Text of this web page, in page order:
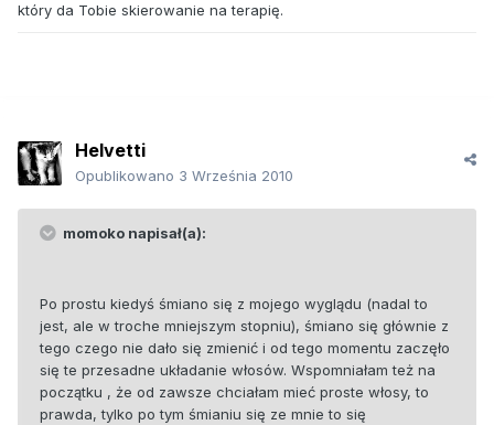
który da Tobie skierowanie na terapię.
Helvetti
Opublikowano 3 Września 2010
momoko napisał(a):
Po prostu kiedyś śmiano się z mojego wyglądu (nadal to
jest, ale w troche mniejszym stopniu), śmiano się głównie z
tego czego nie dało się zmienić i od tego momentu zaczęło
się te przesadne układanie włosów. Wspomniałam też na
początku , że od zawsze chciałam mieć proste włosy, to
prawda, tylko po tym śmianiu się ze mnie to się